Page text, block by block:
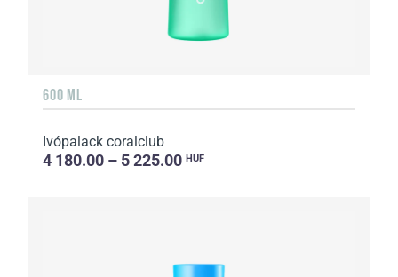
600 ML
Ivópalack coralclub
4 180.00 – 5 225.00 HUF